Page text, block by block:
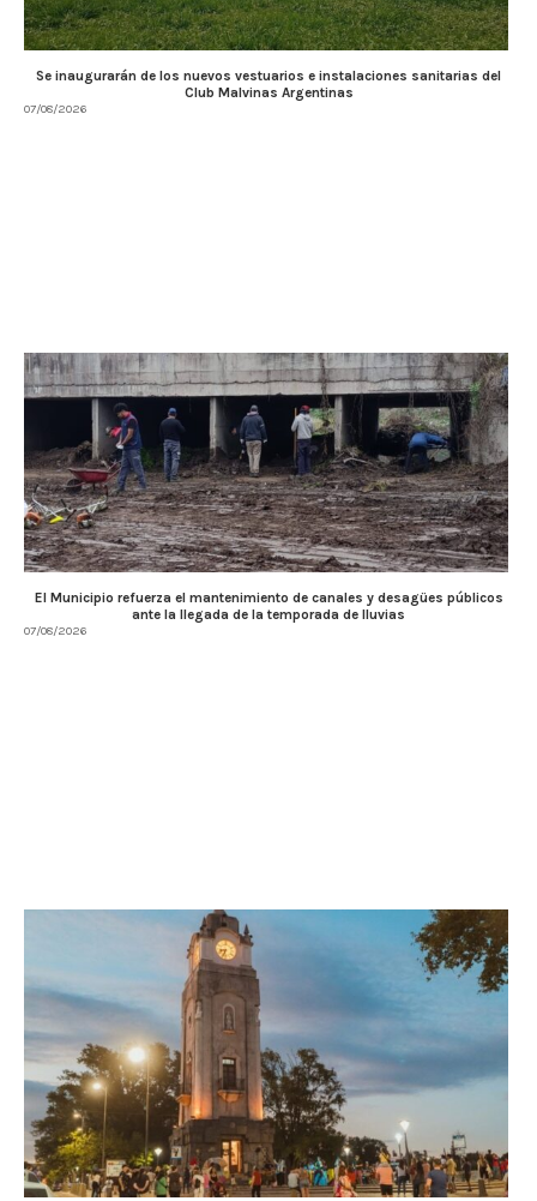
Se inaugurarán de los nuevos vestuarios e instalaciones sanitarias del
Club Malvinas Argentinas
07/08/2026
El Municipio refuerza el mantenimiento de canales y desagües públicos
ante la llegada de la temporada de lluvias
07/08/2026